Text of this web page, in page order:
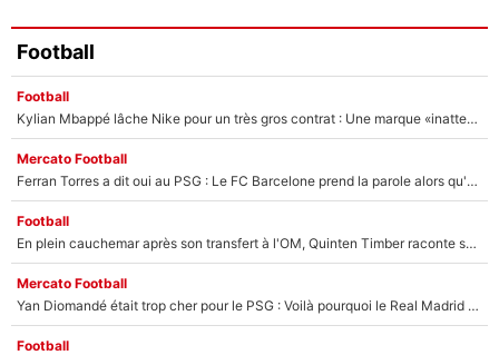
Football
Football
Kylian Mbappé lâche Nike pour un très gros contrat : Une marque «inattendue» va frapper très fort
Mercato Football
Ferran Torres a dit oui au PSG : Le FC Barcelone prend la parole alors qu'un transfert de l'attaquant espagnol prend forme
Football
En plein cauchemar après son transfert à l'OM, Quinten Timber raconte ses doutes après sa signature à Marseille
Mercato Football
Yan Diomandé était trop cher pour le PSG : Voilà pourquoi le Real Madrid a accepté de payer la somme record de 140M€ pour boucler son transfert !
Football